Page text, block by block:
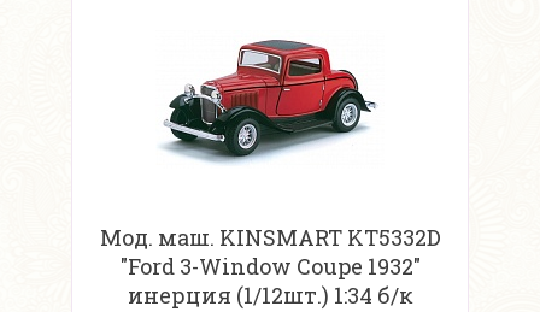
Мод. маш. KINSMART KT5332D
"Ford 3-Window Coupe 1932"
инерция (1/12шт.) 1:34 б/к